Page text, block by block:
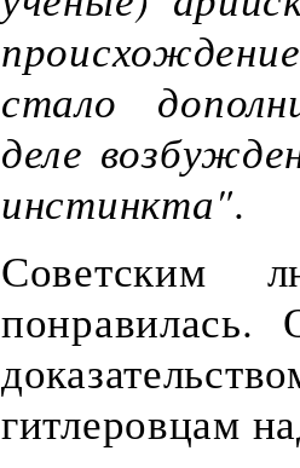
стало
деле
инстинкта".
Советским
гитлеровцам